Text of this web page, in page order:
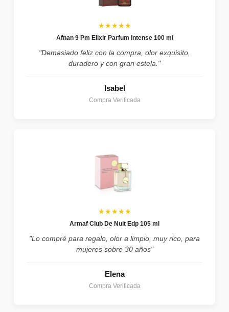
★★★★★
Afnan 9 Pm Elixir Parfum Intense 100 ml
"Demasiado feliz con la compra, olor exquisito,
duradero y con gran estela."
Isabel
Compra Verificada
★★★★★
Armaf Club De Nuit Edp 105 ml
"Lo compré para regalo, olor a limpio, muy rico, para
mujeres sobre 30 años"
Elena
Compra Verificada